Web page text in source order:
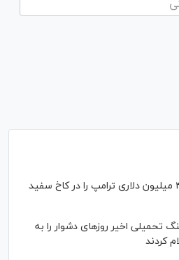
دادگاه آمریکا پروژه ۴۰۰ میلیون دلاری ترامپ را در کاخ سفید
تحمیلی اخیر روز‌های دشوار را به
کردند